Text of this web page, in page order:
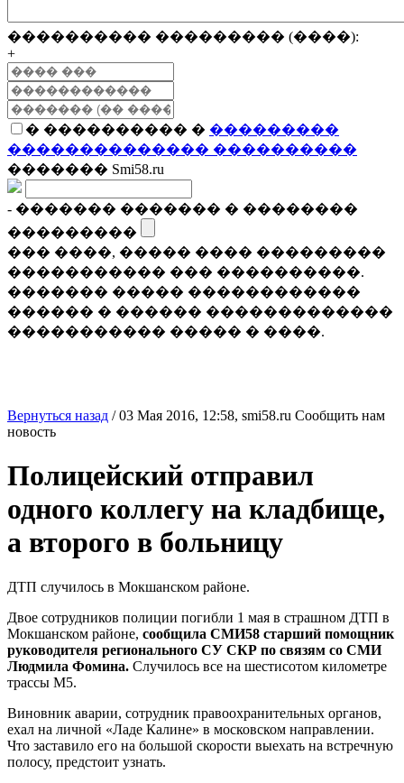
���������� ��������� (����):
+
� ���������� � ���������
�������������� ����������
������� Smi58.ru
- ������� ������� � ��������
���������
��� ����, ����� ���� ���������
����������� ��� ����������.
������� ����� ������������
������ � ������ �������������
����������� ����� � ����.
Вернуться назад /03 Мая 2016, 12:58, smi58.ru Сообщить нам
новость
Полицейский отправил
одного коллегу на кладбище,
а второго в больницу
ДТП случилось в Мокшанском районе.
Двое сотрудников полиции погибли 1 мая в страшном ДТП в
Мокшанском районе, сообщила СМИ58 старший помощник
руководителя регионального СУ СКР по связям со СМИ
Людмила Фомина. Случилось все на шестисотом километре
трассы М5.
Виновник аварии, сотрудник правоохранительных органов,
ехал на личной «Ладе Калине» в московском направлении.
Что заставило его на большой скорости выехать на встречную
полосу, предстоит узнать.